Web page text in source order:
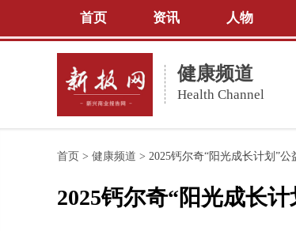
首页 资讯 人物
健康频道
Health Channel
首页 > 健康频道 > 2025钙尔奇“阳光成长计划”
2025钙尔奇“阳光成长